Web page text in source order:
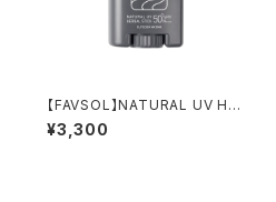
【FAVSOL】NATURAL UV HE
RBAL STICK
¥3,300